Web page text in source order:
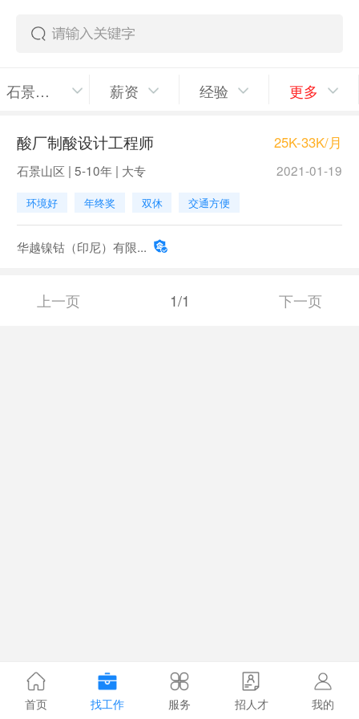
石景山区 薪资 经验 更多
酸厂制酸设计工程师 25K-33K/月
石景山区 | 5-10年 | 大专 2021-01-19
环境好 年终奖 双休 交通方便
华越镍钴（印尼）有限...
上一页 1/1 下一页
首页 找工作 服务 招人才 我的